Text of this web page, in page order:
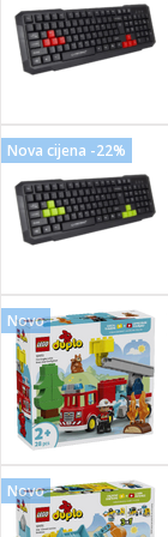
/ Zdravlje
za kosu
brijanje
Nova cijena -22%
Novo
Novo